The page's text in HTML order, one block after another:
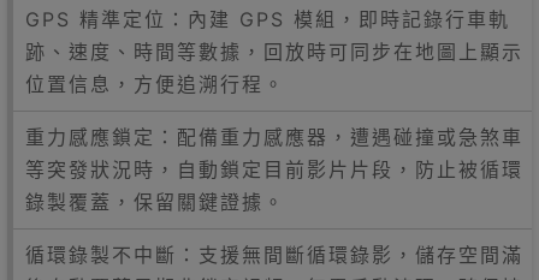
GPS 精準定位：內建 GPS 模組，即時記錄行車軌
跡、速度、時間等數據，回放時可同步在地圖上顯示
位置信息，方便追溯行程。
重力感應鎖定：配備重力感應器，遭遇碰撞或急煞車
等突發狀況時，自動鎖定目前影片片段，防止被循環
錄製覆蓋，保留關鍵證據。
循環錄製不中斷：支援無間斷循環錄影，儲存空間滿